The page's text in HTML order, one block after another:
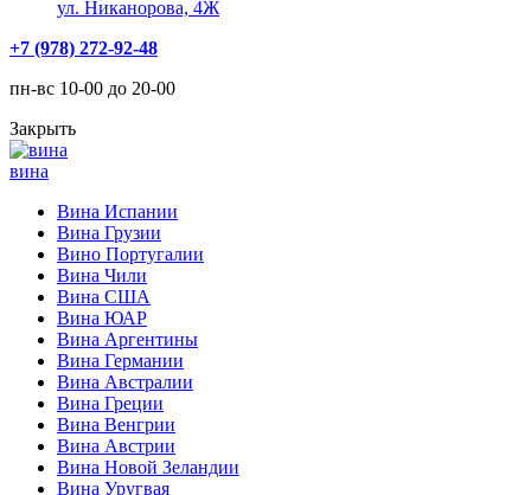
ул. Никанорова, 4Ж
+7 (978) 272-92-48
пн-вс 10-00 до 20-00
Закрыть
вина
Вина Испании
Вина Грузии
Вино Португалии
Вина Чили
Вина США
Вина ЮАР
Вина Аргентины
Вина Германии
Вина Австралии
Вина Греции
Вина Венгрии
Вина Австрии
Вина Новой Зеландии
Вина Уругвая